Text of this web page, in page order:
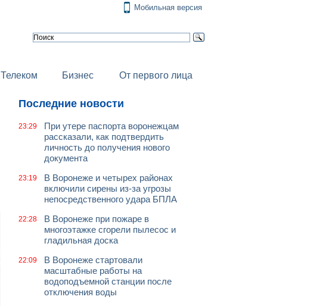
Мобильная версия
Телеком Бизнес От первого лица
Последние новости
23:29
При утере паспорта воронежцам
рассказали, как подтвердить
личность до получения нового
документа
23:19
В Воронеже и четырех районах
включили сирены из-за угрозы
непосредственного удара БПЛА
22:28
В Воронеже при пожаре в
многоэтажке сгорели пылесос и
гладильная доска
22:09
В Воронеже стартовали
масштабные работы на
водоподъемной станции после
отключения воды